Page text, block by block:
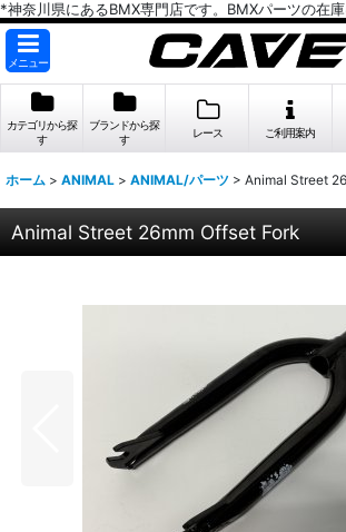
*神奈川県にあるBMX専門店です。BMXパーツの在
メニュー
カテゴリから探
す
ブランドから探
す
レース ご利用案内
ホーム > ANIMAL > ANIMAL/パーツ > Animal Street
Animal Street 26mm Offset Fork